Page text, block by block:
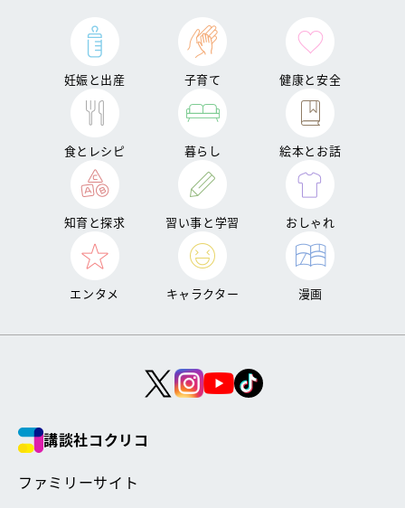
妊娠と出産 子育て 健康と安全
食とレシピ 暮らし 絵本とお話
知育と探求 習い事と学習 おしゃれ
エンタメ キャラクター 漫画
講談社コクリコ
ファミリーサイト